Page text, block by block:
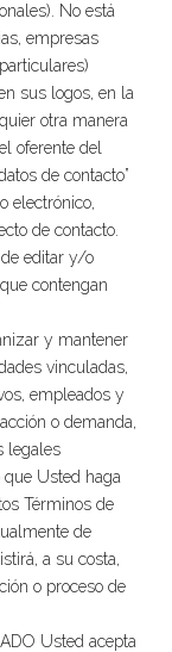
No está
empresas
sus logos, en la
otra manera
oferente del
de contacto”
electrónico,
de contacto.
editar y/o
contengan
y mantener
vinculadas,
empleados y
o demanda,
legales
Usted haga
Términos de
de
a su costa,
o proceso de
Usted acepta